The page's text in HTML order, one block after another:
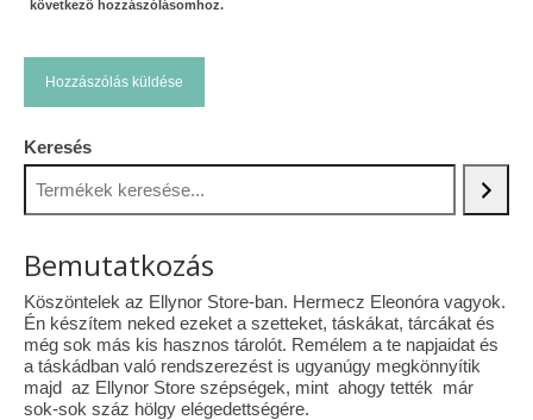
következő hozzászólásomhoz.
Keresés
Bemutatkozás
Köszöntelek az Ellynor Store-ban. Hermecz Eleonóra vagyok.
Én készítem neked ezeket a szetteket, táskákat, tárcákat és
még sok más kis hasznos tárolót. Remélem a te napjaidat és
a táskádban való rendszerezést is ugyanúgy megkönnyítik
majd az Ellynor Store szépségek, mint ahogy tették már
sok-sok száz hölgy elégedettségére.